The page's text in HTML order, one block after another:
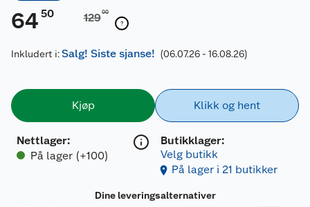
64 50 12900
Inkludert i:Salg! Siste sjanse! (06.07.26 - 16.08.26)
Kjøp
Nettlager:
På lager (+100)
Klikk og hent
Butikklager:
Velg butikk
På lager i 21 butikker
Dine leveringsalternativer